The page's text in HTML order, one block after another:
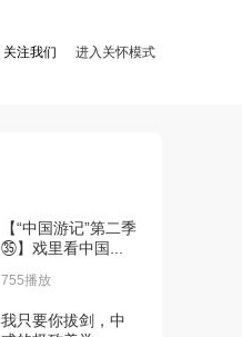
关注我们 进入关怀模式
【“中国游记”第二季
㉟】戏里看中国...
755播放
我只要你拔剑，中